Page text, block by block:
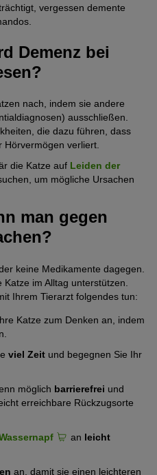
vergessen demente
Demenz bei
nach, indem sie andere
ausschließen.
die dazu führen, dass
Hörvermögen verliert.
die Katze auf Leiden der
um mögliche Ursachen
man gegen
keine Medikamente dagegen.
im Alltag unterstützen.
Ihrem Tierarzt folgendes tun:
Katze zum Denken an, indem
viel Zeit und begegnen Sie Ihr
möglich barrierefrei und
erreichbare Rückzugsorte
an leicht
an, damit sie einen leichteren